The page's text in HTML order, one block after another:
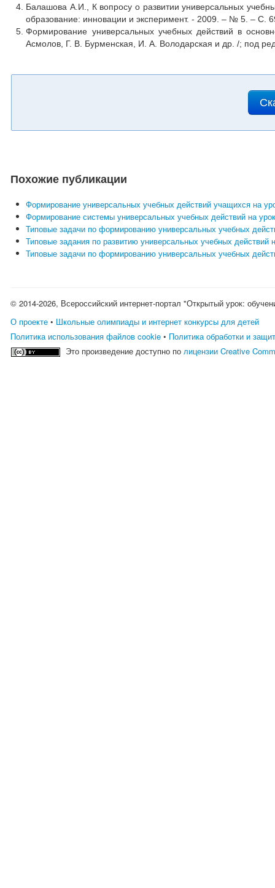
Балашова А.И., К вопросу о развитии универсальных
образование: инновации и эксперимент. - 2009. – № 5. – С.
Формирование универсальных учебных действий в
Асмолов, Г. В. Бурменская, И. А. Володарская и др. /; под
Похожие публикации
Формирование универсальных учебных действий учащихся на
Формирование системы универсальных учебных действий на
Типовые задачи по формированию универсальных учебных
Типовые задания по развитию универсальных учебных действий
Типовые задачи по формированию универсальных учебных
© 2014-2026, Всероссийский интернет-портал "Открытый урок:
О проекте • Школьные олимпиады и интернет конкурсы для детей
Политика использования файлов cookie • Политика обработки и
Это произведение доступно полицензии Creative